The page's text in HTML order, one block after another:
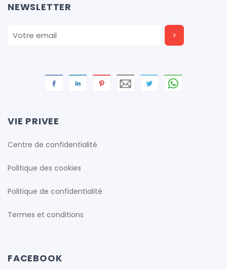
NEWSLETTER
VIE PRIVEE
Centre de confidentialité
Politique des cookies
Politique de confidentialité
Termes et conditions
FACEBOOK